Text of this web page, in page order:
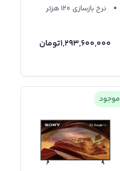
نرخ بازسازی 120 هزتر
1,293,600,000تومان
موجود